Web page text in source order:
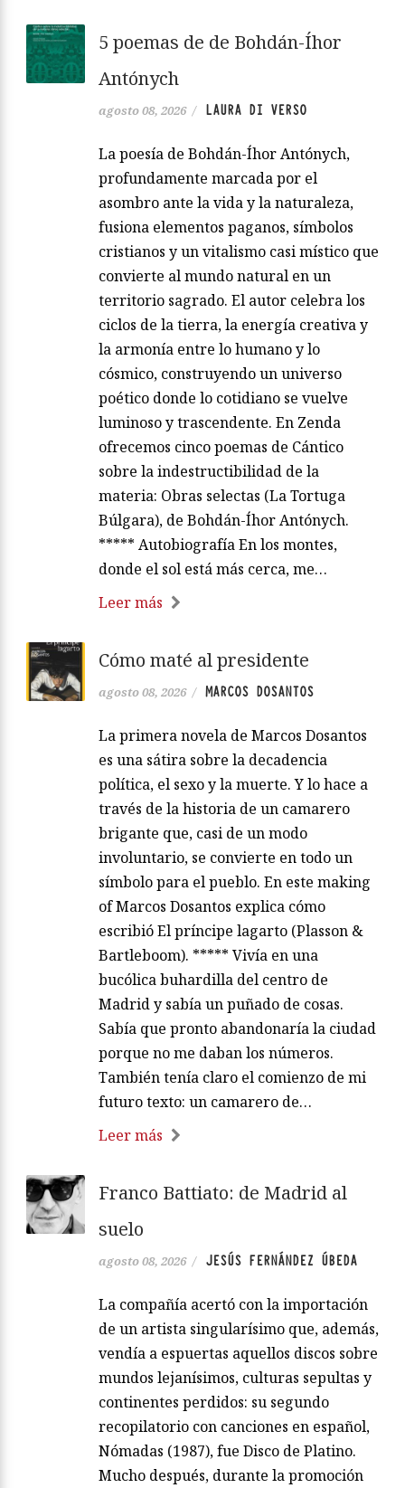
5 poemas de de Bohdán-Íhor
Antónych
agosto 08, 2026 / LAURA DI VERSO
La poesía de Bohdán-Íhor Antónych,
profundamente marcada por el
asombro ante la vida y la naturaleza,
fusiona elementos paganos, símbolos
cristianos y un vitalismo casi místico que
convierte al mundo natural en un
territorio sagrado. El autor celebra los
ciclos de la tierra, la energía creativa y
la armonía entre lo humano y lo
cósmico, construyendo un universo
poético donde lo cotidiano se vuelve
luminoso y trascendente. En Zenda
ofrecemos cinco poemas de Cántico
sobre la indestructibilidad de la
materia: Obras selectas (La Tortuga
Búlgara), de Bohdán-Íhor Antónych.
***** Autobiografía En los montes,
donde el sol está más cerca, me…
Leer más
Cómo maté al presidente
agosto 08, 2026 / MARCOS DOSANTOS
La primera novela de Marcos Dosantos
es una sátira sobre la decadencia
política, el sexo y la muerte. Y lo hace a
través de la historia de un camarero
brigante que, casi de un modo
involuntario, se convierte en todo un
símbolo para el pueblo. En este making
of Marcos Dosantos explica cómo
escribió El príncipe lagarto (Plasson &
Bartleboom). ***** Vivía en una
bucólica buhardilla del centro de
Madrid y sabía un puñado de cosas.
Sabía que pronto abandonaría la ciudad
porque no me daban los números.
También tenía claro el comienzo de mi
futuro texto: un camarero de…
Leer más
Franco Battiato: de Madrid al
suelo
agosto 08, 2026 / JESÚS FERNÁNDEZ ÚBEDA
La compañía acertó con la importación
de un artista singularísimo que, además,
vendía a espuertas aquellos discos sobre
mundos lejanísimos, culturas sepultas y
continentes perdidos: su segundo
recopilatorio con canciones en español,
Nómadas (1987), fue Disco de Platino.
Mucho después, durante la promoción